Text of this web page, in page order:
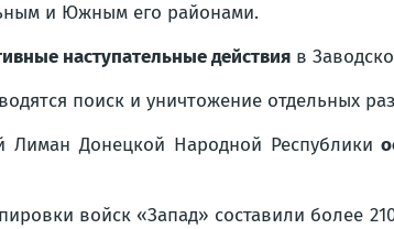
и Южным его районами.
наступательные действия в
поиск и уничтожение отдельных
Лиман Донецкой Народной Республики
войск «Запад» составили